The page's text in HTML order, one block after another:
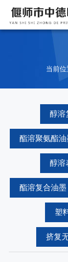
当前位
醇溶
酯溶聚氨酯油
醇溶
酯溶复合油墨
塑
挤复